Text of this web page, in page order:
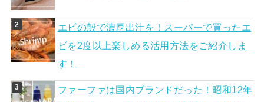
エビの殻で濃厚出汁を！スーパーで買ったエ
ビを2度以上楽しめる活用方法をご紹介しま
す！
ファーファは国内ブランドだった！昭和12年